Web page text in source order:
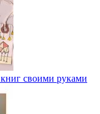
своими руками